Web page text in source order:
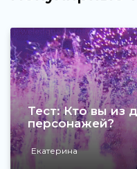
Тест: Кто вы из
персонажей?
Екатерина